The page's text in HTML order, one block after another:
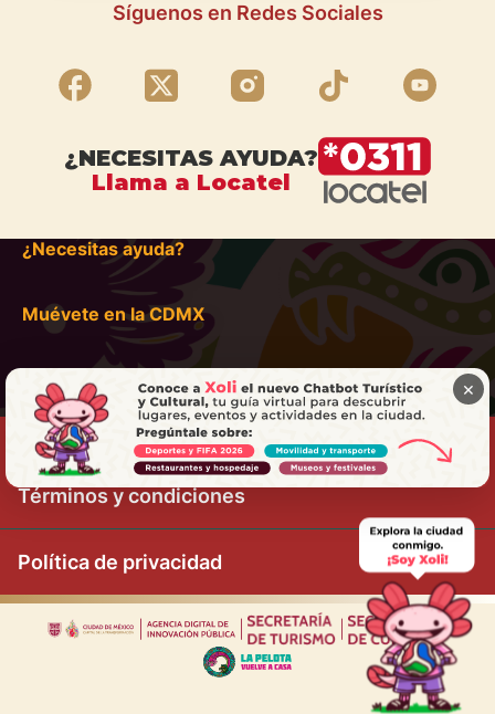
Síguenos en Redes Sociales
¿NECESITAS AYUDA?
Llama a Locatel
¿Necesitas ayuda?
Muévete en la CDMX
Términos y condiciones
Política de privacidad
|
×